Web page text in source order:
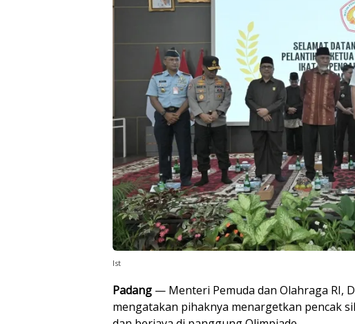
Ist
Padang — Menteri Pemuda dan Olahraga RI,
mengatakan pihaknya menargetkan pencak